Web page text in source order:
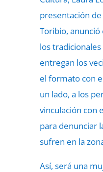
presentación
Toribio, anunció
los
entregan los
el formato con
un lado, a los
vinculación con
para denunciar
sufren en la
Así, será una